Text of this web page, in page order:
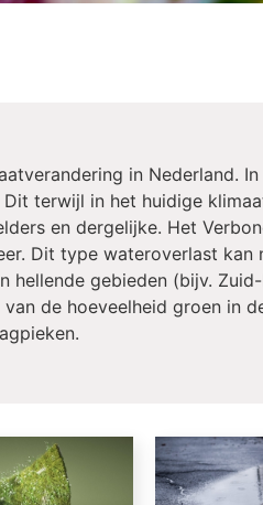
in Nederland. In
terwijl in het huidige
en dergelijke. Het
Dit type wateroverlast kan
gebieden (bijv.
de hoeveelheid groen in